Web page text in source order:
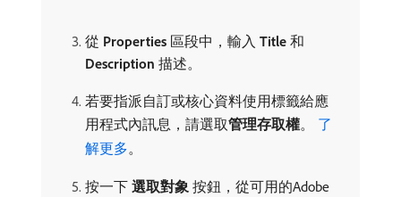
從​ Properties ​區段中，輸入​ Title ​和​
Description ​描述。
若要指派自訂或核心資料使用標籤給應
用程式內訊息，請選取​管理存取權。 了
解更多。
按一下​ 選取對象 ​按鈕，從可用的Adobe